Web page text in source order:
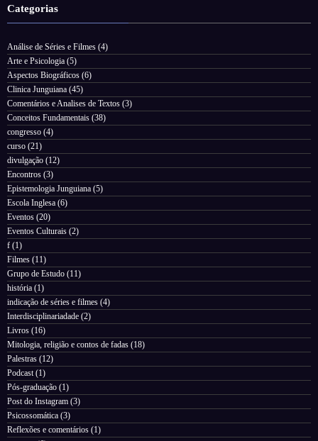
Categorias
Análise de Séries e Filmes (4)
Arte e Psicologia (5)
Aspectos Biográficos (6)
Clinica Junguiana (45)
Comentários e Analises de Textos (3)
Conceitos Fundamentais (38)
congresso (4)
curso (21)
divulgação (12)
Encontros (3)
Epistemologia Junguiana (5)
Escola Inglesa (6)
Eventos (20)
Eventos Culturais (2)
f (1)
Filmes (11)
Grupo de Estudo (11)
história (1)
indicação de séries e filmes (4)
Interdisciplinariadade (2)
Livros (16)
Mitologia, religião e contos de fadas (18)
Palestras (12)
Podcast (1)
Pós-graduação (1)
Post do Instagram (3)
Psicossomática (3)
Reflexões e comentários (1)